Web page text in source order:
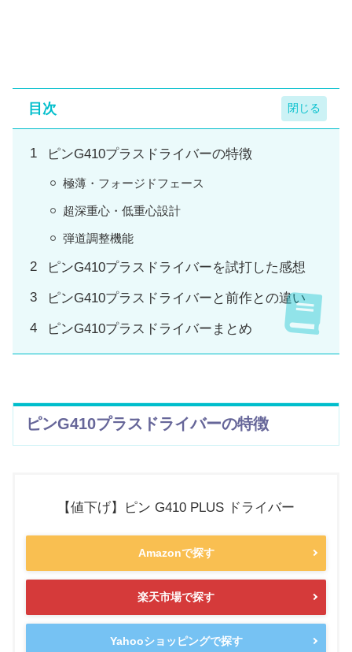
目次
ピンG410プラスドライバーの特徴
極薄・フォージドフェース
超深重心・低重心設計
弾道調整機能
ピンG410プラスドライバーを試打した感想
ピンG410プラスドライバーと前作との違い
ピンG410プラスドライバーまとめ
ピンG410プラスドライバーの特徴
【値下げ】ピン G410 PLUS ドライバー
Amazonで探す
楽天市場で探す
Yahooショッピングで探す